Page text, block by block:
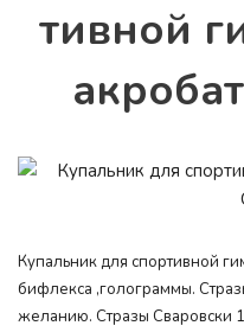
тивной
Купальник для спортивной
бифлекса ,голограммы.
желанию. Стразы Сваровски